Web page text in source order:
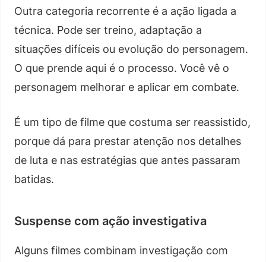
Outra categoria recorrente é a ação ligada a
técnica. Pode ser treino, adaptação a
situações difíceis ou evolução do personagem.
O que prende aqui é o processo. Você vê o
personagem melhorar e aplicar em combate.
É um tipo de filme que costuma ser reassistido,
porque dá para prestar atenção nos detalhes
de luta e nas estratégias que antes passaram
batidas.
Suspense com ação investigativa
Alguns filmes combinam investigação com